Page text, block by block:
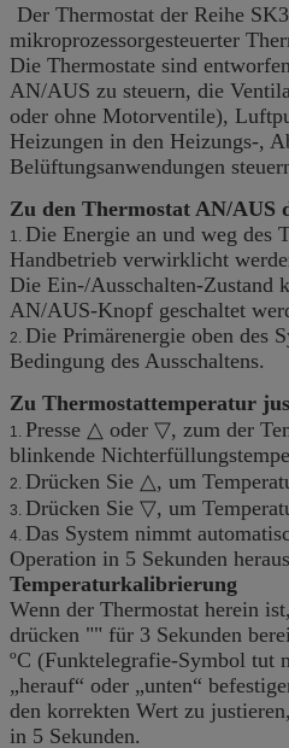
Der Thermostat der Reihe
mikroprozessorgesteuerter
Die Thermostate sind
AN/AUS zu steuern, die
oder ohne Motorventile),
Heizungen in den Heizungs-,
Belüftungsanwendungen
Zu den Thermostat AN/AUS
1. Die Energie an und weg des
Handbetrieb verwirklicht
Die Ein-/Ausschalten-Zustand
AN/AUS-Knopf geschaltet
2. Die Primärenergie oben des
Bedingung des Ausschaltens.
Zu Thermostattemperatur
1. Presse △ oder ▽, zum der
blinkende
2. Drücken Sie △, um
3. Drücken Sie ▽, um
4. Das System nimmt
Operation in 5 Sekunden
Temperaturkalibrierung
Wenn der Thermostat herein
drücken "" für 3 Sekunden
ºC (Funktelegrafie-Symbol tut
„herauf“ oder „unten“
den korrekten Wert zu
in 5 Sekunden.